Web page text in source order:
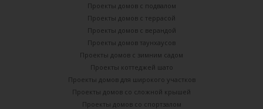
Проекты домов с подвалом
Проекты домов с террасой
Проекты домов с верандой
Проекты домов таунхаусов
Проекты домов с зимним садом
Проекты коттеджей шато
Проекты домов для широкого участков
Проекты домов со сложной крышей
Проекты домов со спортзалом